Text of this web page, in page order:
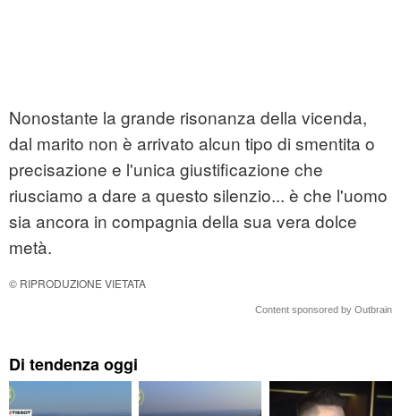
Nonostante la grande risonanza della vicenda,
dal marito non è arrivato alcun tipo di smentita o
precisazione e l'unica giustificazione che
riusciamo a dare a questo silenzio... è che l'uomo
sia ancora in compagnia della sua vera dolce
metà.
© RIPRODUZIONE VIETATA
Content sponsored by Outbrain
Di tendenza oggi